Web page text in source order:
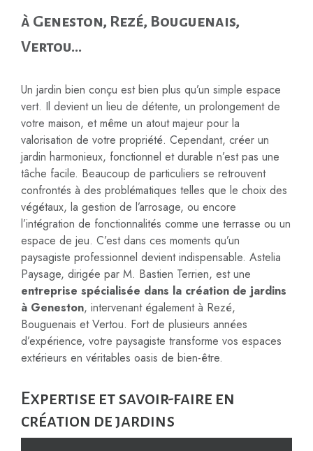
à Geneston, Rezé, Bouguenais,
Vertou...
Un jardin bien conçu est bien plus qu’un simple espace
vert. Il devient un lieu de détente, un prolongement de
votre maison, et même un atout majeur pour la
valorisation de votre propriété. Cependant, créer un
jardin harmonieux, fonctionnel et durable n’est pas une
tâche facile. Beaucoup de particuliers se retrouvent
confrontés à des problématiques telles que le choix des
végétaux, la gestion de l’arrosage, ou encore
l’intégration de fonctionnalités comme une terrasse ou un
espace de jeu. C’est dans ces moments qu’un
paysagiste professionnel devient indispensable. Astelia
Paysage, dirigée par M. Bastien Terrien, est une
entreprise spécialisée dans la création de jardins
à Geneston, intervenant également à Rezé,
Bouguenais et Vertou. Fort de plusieurs années
d’expérience, votre paysagiste transforme vos espaces
extérieurs en véritables oasis de bien-être.
Expertise et savoir-faire en
création de jardins